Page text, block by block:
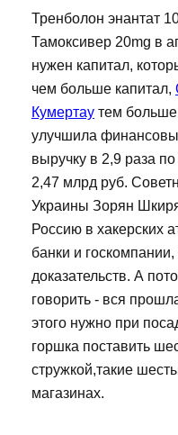
Тренболон энантат
Тамоксивер 20mg в
нужен капитал,
чем больше капитал,
Кумертау тем больше
улучшила
выручку в 2,9 раза
2,47 млрд руб.
Украины Зорян
Россию в хакерских
банки и
доказательств. А
говорить - вся
этого нужно при
горшка поставить
стружкой,такие
магазинах.